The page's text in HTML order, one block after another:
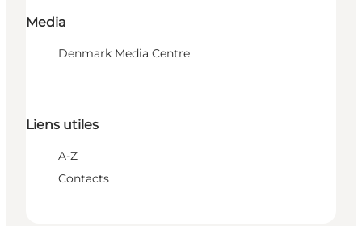
Media
Denmark Media Centre
Liens utiles
A-Z
Contacts